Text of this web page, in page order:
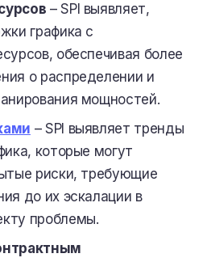
– SPI выявляет,
графика с
обеспечивая более
о распределении и
мощностей.
– SPI выявляет тренды
которые могут
риски, требующие
до их эскалации в
проблемы.